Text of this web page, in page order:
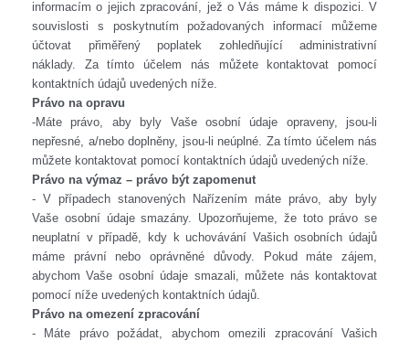
informacím o jejich zpracování, jež o Vás máme k dispozici. V
souvislosti s poskytnutím požadovaných informací můžeme
účtovat přiměřený poplatek zohledňující administrativní
náklady. Za tímto účelem nás můžete kontaktovat pomocí
kontaktních údajů uvedených níže.
Právo na opravu
-Máte právo, aby byly Vaše osobní údaje opraveny, jsou-li
nepřesné, a/nebo doplněny, jsou-li neúplné. Za tímto účelem nás
můžete kontaktovat pomocí kontaktních údajů uvedených níže.
Právo na výmaz – právo být zapomenut
- V případech stanovených Nařízením máte právo, aby byly
Vaše osobní údaje smazány. Upozorňujeme, že toto právo se
neuplatní v případě, kdy k uchovávání Vašich osobních údajů
máme právní nebo oprávněné důvody.
Pokud máte zájem,
abychom Vaše osobní údaje smazali, můžete nás kontaktovat
pomocí níže uvedených kontaktních údajů.
Právo na omezení zpracování
- Máte právo požádat, abychom omezili zpracování Vašich